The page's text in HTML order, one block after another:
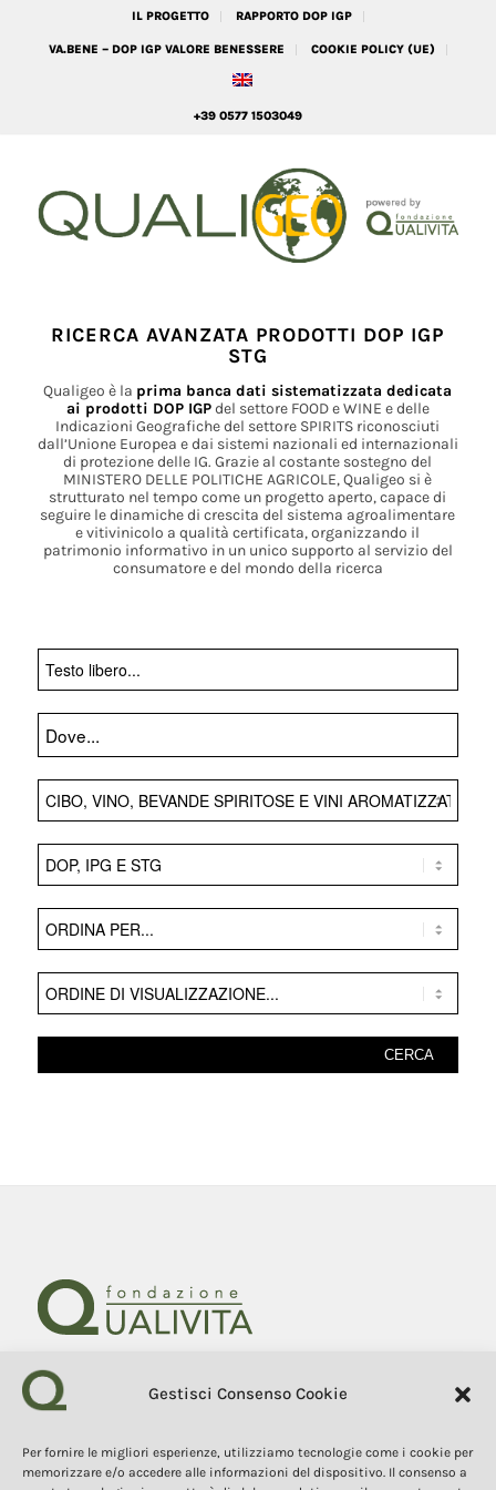
Gestisci Consenso Cookie
Per fornire le migliori esperienze, utilizziamo tecnologie come i cookie per
memorizzare e/o accedere alle informazioni del dispositivo. Il consenso a
IL PROGETTO RAPPORTO DOP IGP
VA.BENE – DOP IGP VALORE BENESSERE COOKIE POLICY (UE)
+39 0577 1503049
RICERCA AVANZATA PRODOTTI DOP IGP
STG
Qualigeo è la prima banca dati sistematizzata dedicata
ai prodotti DOP IGPdel settore FOOD e WINE e delle
Indicazioni Geografiche del settore SPIRITS riconosciuti
dall’Unione Europea e dai sistemi nazionali ed internazionali
di protezione delle IG. Grazie al costante sostegno del
MINISTERO DELLE POLITICHE AGRICOLE, Qualigeo si è
strutturato nel tempo come un progetto aperto, capace di
seguire le dinamiche di crescita del sistema agroalimentare
e vitivinicolo a qualità certificata, organizzando il
patrimonio informativo in un unico supporto al servizio del
consumatore e del mondo della ricerca
Fondazione Qualivita
53100 Siena (Si) Italy
Tel. +39 0577 1503049